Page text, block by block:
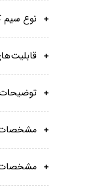
نوع سیم
مشخصات
مشخصات